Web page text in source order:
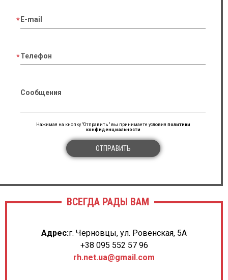
E-mail
Телефон
Сообщения
Нажимая на кнопку "Отправить" вы принимаете условия политики
конфиденциальности
ОТПРАВИТЬ
ВСЕГДА РАДЫ ВАМ
Адрес:г. Черновцы, ул. Ровенская, 5А
+38 095 552 57 96
rh.net.ua@gmail.com